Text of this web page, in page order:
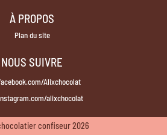
À PROPOS
Plan du site
NOUS SUIVRE
Alixchocolat
alixchocolat
confiseur 2026